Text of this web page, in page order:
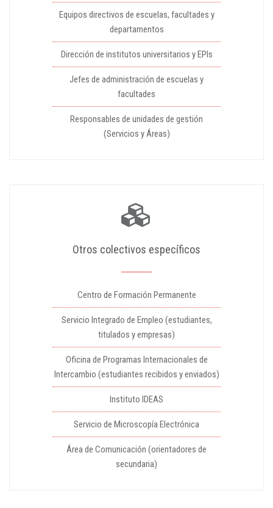
Equipos directivos de escuelas, facultades y
departamentos
Dirección de institutos universitarios y EPIs
Jefes de administración de escuelas y
facultades
Responsables de unidades de gestión
(Servicios y Áreas)
Otros colectivos específicos
Centro de Formación Permanente
Servicio Integrado de Empleo (estudiantes,
titulados y empresas)
Oficina de Programas Internacionales de
Intercambio (estudiantes recibidos y enviados)
Instituto IDEAS
Servicio de Microscopía Electrónica
Área de Comunicación (orientadores de
secundaria)